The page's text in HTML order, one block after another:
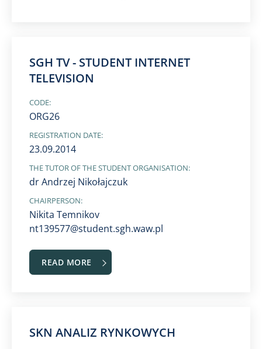
SGH TV - STUDENT INTERNET
TELEVISION
CODE:
ORG26
REGISTRATION DATE:
23.09.2014
THE TUTOR OF THE STUDENT ORGANISATION:
dr Andrzej Nikołajczuk
CHAIRPERSON:
Nikita Temnikov
nt139577@student.sgh.waw.pl
READ MORE
SKN ANALIZ RYNKOWYCH